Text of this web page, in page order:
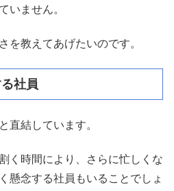
いません。
を教えてあげたいのです。
社員
直結しています。
く時間により、さらに忙しくな
懸念する社員もいることでしょ